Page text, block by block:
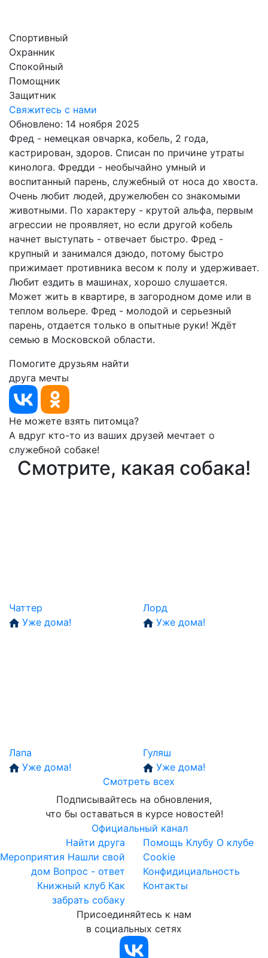
Спортивный
Охранник
Спокойный
Помощник
Защитник
Свяжитесь с нами
Обновлено: 14 ноября 2025
Фред - немецкая овчарка, кобель, 2 года,
кастрирован, здоров. Списан по причине утраты
кинолога. Фредди - необычайно умный и
воспитанный парень, служебный от носа до хвоста.
Очень любит людей, дружелюбен со знакомыми
животными. По характеру - крутой альфа, первым
агрессии не проявляет, но если другой кобель
начнет выступать - отвечает быстро. Фред -
крупный и занимался дзюдо, потому быстро
прижимает противника весом к полу и удерживает.
Любит ездить в машинах, хорошо слушается.
Может жить в квартире, в загородном доме или в
теплом вольере. Фред - молодой и серьезный
парень, отдается только в опытные руки! Ждёт
семью в Московской области.
Помогите друзьям найти
друга мечты
Не можете взять питомца?
А вдруг кто-то из ваших друзей мечтает о
служебной собаке!
Смотрите, какая собака!
Чаттер
Уже дома!
Лорд
Уже дома!
Лапа
Уже дома!
Гуляш
Уже дома!
Смотреть всех
Подписывайтесь на обновления,
что бы оставаться в курсе новостей!
Официальный канал
Найти друга
Мероприятия Нашли свой
дом Вопрос - ответ
Книжный клуб Как
забрать собаку
Помощь Клубу О клубе
Cookie
Конфидициальность
Контакты
Присоединяйтесь к нам
в социальных сетях